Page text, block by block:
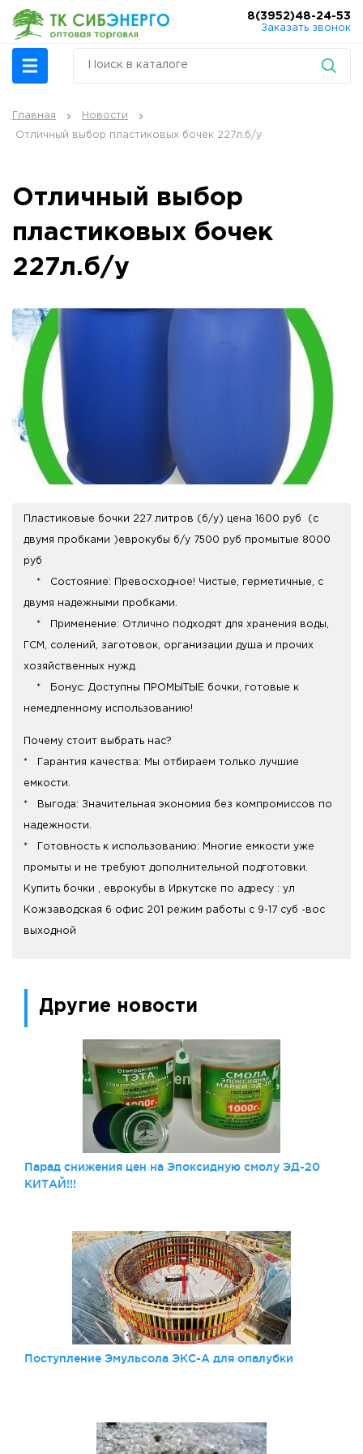
8(3952)48-24-53
Заказать звонок
Главная Новости
Отличный выбор пластиковых бочек 227л.б/у
Отличный выбор
пластиковых бочек
227л.б/у
Пластиковые бочки 227 литров (б/у) цена 1600 руб (с
двумя пробками )еврокубы б/у 7500 руб промытые 8000
руб
* Состояние: Превосходное! Чистые, герметичные, с
двумя надежными пробками.
* Применение: Отлично подходят для хранения воды,
ГСМ, солений, заготовок, организации душа и прочих
хозяйственных нужд.
* Бонус: Доступны ПРОМЫТЫЕ бочки, готовые к
немедленному использованию!
Почему стоит выбрать нас?
* Гарантия качества: Мы отбираем только лучшие
емкости.
* Выгода: Значительная экономия без компромиссов по
надежности.
* Готовность к использованию: Многие емкости уже
промыты и не требуют дополнительной подготовки.
Купить бочки , еврокубы в Иркутске по адресу : ул
Кожзаводская 6 офис 201 режим работы с 9-17 суб -вос
выходной
Другие новости
Парад снижения цен на Эпоксидную смолу ЭД-20
КИТАЙ!!!
Поступление Эмульсола ЭКС-А для опалубки